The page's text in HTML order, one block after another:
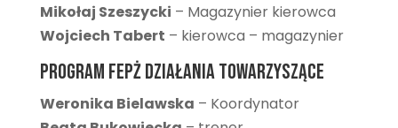
Mikołaj Szeszycki – Magazynier kierowca
Wojciech Tabert – kierowca – magazynier
Program FEPŻ Działania Towarzyszące
Weronika Bielawska – Koordynator